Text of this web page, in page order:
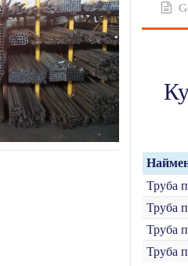
Труба
Труба
Труба
Труба